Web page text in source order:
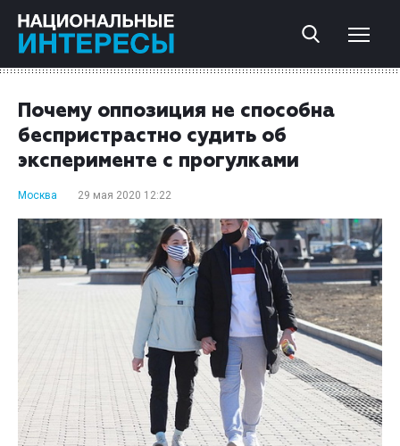
Почему оппозиция не способна
беспристрастно судить об
эксперименте с прогулками
Москва 29 мая 2020 12:22